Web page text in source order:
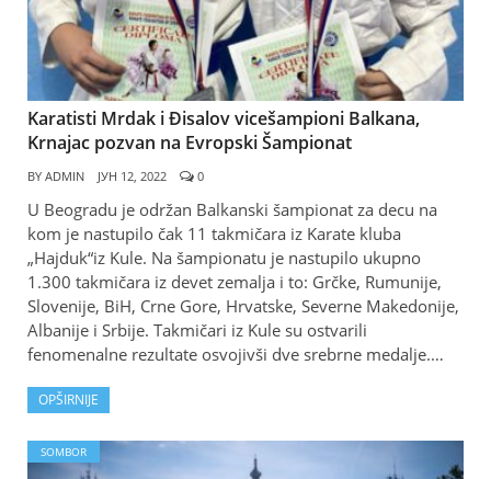
Karatisti Mrdak i Đisalov vicešampioni Balkana,
Krnajac pozvan na Evropski Šampionat
BY ADMIN ЈУН 12, 2022 0
U Beogradu je održan Balkanski šampionat za decu na
kom je nastupilo čak 11 takmičara iz Karate kluba
„Hajduk“iz Kule. Na šampionatu je nastupilo ukupno
1.300 takmičara iz devet zemalja i to: Grčke, Rumunije,
Slovenije, BiH, Crne Gore, Hrvatske, Severne Makedonije,
Albanije i Srbije. Takmičari iz Kule su ostvarili
fenomenalne rezultate osvojivši dve srebrne medalje.…
OPŠIRNIJE
SOMBOR